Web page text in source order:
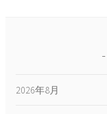
2026年8月